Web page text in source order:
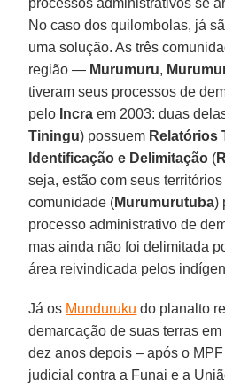
processos administrativos se
No caso dos quilombolas, já
uma solução. As três
região — Murumuru,
tiveram seus processos de
pelo Incra em 2003: duas
Tiningu) possuem Relatórios
Identificação e Delimitação (
seja, estão com seus
comunidade (Murumurutuba)
processo administrativo de
mas ainda não foi delimitada
área reivindicada pelos
Já os Munduruku do planalto
demarcação de suas terras
dez anos depois – após o
judicial contra a Funai e a